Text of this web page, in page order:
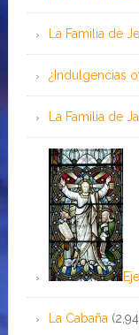
La Familia de
¿Indulgencias
La Familia de
La Cabaña